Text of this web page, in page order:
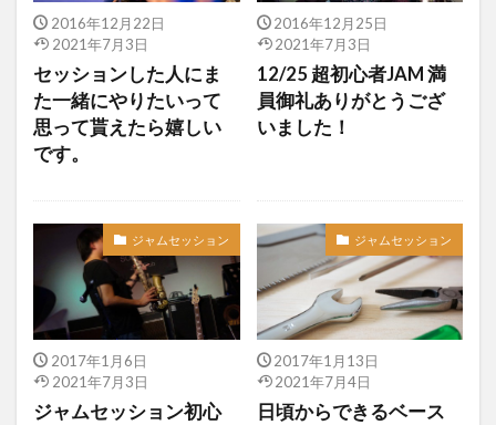
2016年12月22日
2021年7月3日
セッションした人にま
た一緒にやりたいって
思って貰えたら嬉しい
です。
2016年12月25日
2021年7月3日
12/25 超初心者JAM 満
員御礼ありがとうござ
いました！
ジャムセッション
2017年1月6日
2021年7月3日
ジャムセッション初心
ジャムセッション
2017年1月13日
2021年7月4日
日頃からできるベース